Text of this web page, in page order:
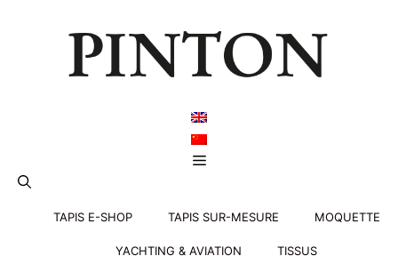
Menu
TAPIS E-SHOP TAPIS SUR-MESURE MOQUETTE
YACHTING & AVIATION TISSUS